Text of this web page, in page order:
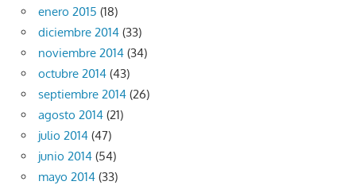
enero 2015 (18)
diciembre 2014 (33)
noviembre 2014 (34)
octubre 2014 (43)
septiembre 2014 (26)
agosto 2014 (21)
julio 2014 (47)
junio 2014 (54)
mayo 2014 (33)